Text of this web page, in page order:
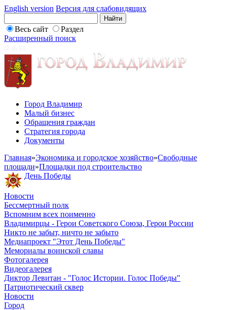
English version Версия для слабовидящих
Весь сайт
Раздел
Расширенный поиск
Город Владимир
Малый бизнес
Обращения граждан
Стратегия города
Документы
Главная»Экономика и городское хозяйство»Свободные
площади»Площадки под строительство
День Победы
Новости
Бессмертный полк
Вспомним всех поименно
Владимирцы - Герои Советского Союза, Герои России
Никто не забыт, ничто не забыто
Медиапроект "Этот День Победы"
Мемориалы воинской славы
Фотогалерея
Видеогалерея
Диктор Левитан - "Голос Истории. Голос Победы"
Патриотический сквер
Новости
Город